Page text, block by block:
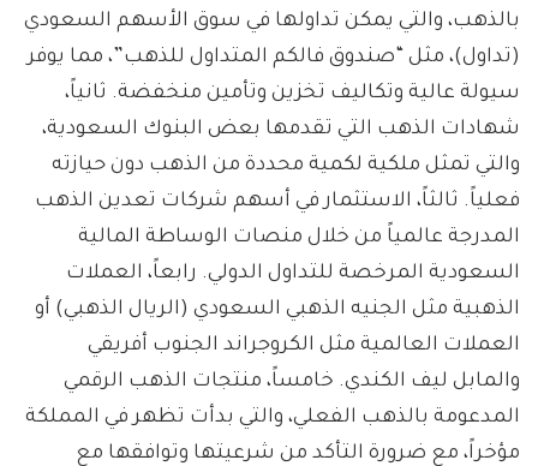
بالذهب، والتي يمكن تداولها في سوق الأسهم السعودي
(تداول)، مثل “صندوق فالكم المتداول للذهب”، مما يوفر
سيولة عالية وتكاليف تخزين وتأمين منخفضة. ثانياً،
شهادات الذهب التي تقدمها بعض البنوك السعودية،
والتي تمثل ملكية لكمية محددة من الذهب دون حيازته
فعلياً. ثالثاً، الاستثمار في أسهم شركات تعدين الذهب
المدرجة عالمياً من خلال منصات الوساطة المالية
السعودية المرخصة للتداول الدولي. رابعاً، العملات
الذهبية مثل الجنيه الذهبي السعودي (الريال الذهبي) أو
العملات العالمية مثل الكروجراند الجنوب أفريقي
والمابل ليف الكندي. خامساً، منتجات الذهب الرقمي
المدعومة بالذهب الفعلي، والتي بدأت تظهر في المملكة
مؤخراً، مع ضرورة التأكد من شرعيتها وتوافقها مع